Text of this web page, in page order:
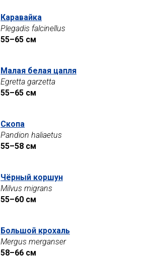
Каравайка
Plegadis falcinellus
55–65 см
Малая белая цапля
Egretta garzetta
55–65 см
Скопа
Pandion haliaetus
55–58 см
Чёрный коршун
Milvus migrans
55–60 см
Большой крохаль
Mergus merganser
58–66 см